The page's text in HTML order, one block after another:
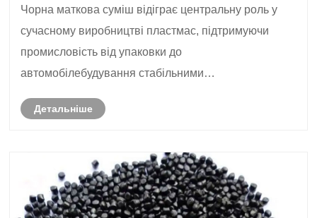
Чорна маткова суміш відіграє центральну роль у
сучасному виробництві пластмас, підтримуючи
промисловість від упаковки до
автомобілебудування стабільними
ультрафіолету та підвищеною механічною міцністю.
Детальніше